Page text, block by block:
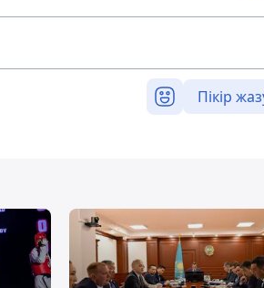
Пікір